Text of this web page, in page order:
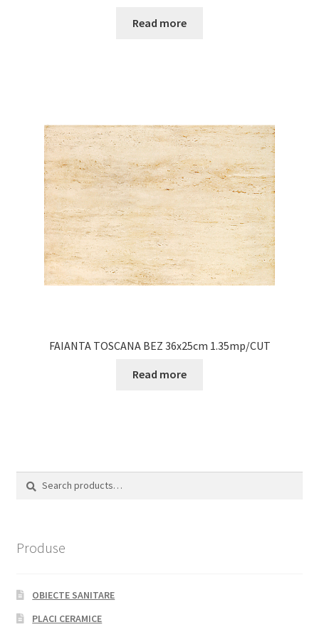
Read more
FAIANTA TOSCANA BEZ 36x25cm 1.35mp/CUT
Read more
Search
Search
Produse
OBIECTE SANITARE
PLACI CERAMICE